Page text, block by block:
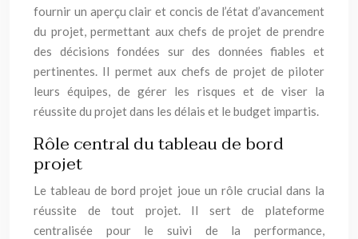
fournir un aperçu clair et concis de l’état d’avancement
du projet, permettant aux chefs de projet de prendre
des décisions fondées sur des données fiables et
pertinentes. Il permet aux chefs de projet de piloter
leurs équipes, de gérer les risques et de viser la
réussite du projet dans les délais et le budget impartis.
Rôle central du tableau de bord
projet
Le tableau de bord projet joue un rôle crucial dans la
réussite de tout projet. Il sert de plateforme
centralisée pour le suivi de la performance,